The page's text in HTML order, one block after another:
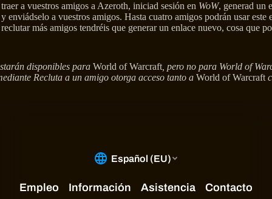
a vuestros amigos a Azeroth, iniciad sesión en WoW, generad un
enviádselo a vuestros amigos. Hasta cuatro amigos podrán usar este
más amigos tendréis que generar un enlace nuevo, cosa que
disponibles para World of Warcraft, pero no para World of
Recluta a un amigo otorga acceso tanto a World of Warcraft